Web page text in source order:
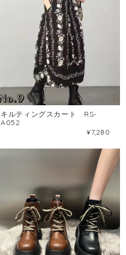
キルティングスカート RS-
A052
¥7,280